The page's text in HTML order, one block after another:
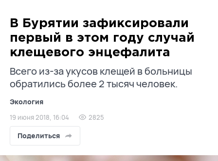
В Бурятии зафиксировали
первый в этом году случай
клещевого энцефалита
Всего из-за укусов клещей в больницы
обратились более 2 тысяч человек.
Экология
19 июня 2018, 16:04 2825
Поделиться